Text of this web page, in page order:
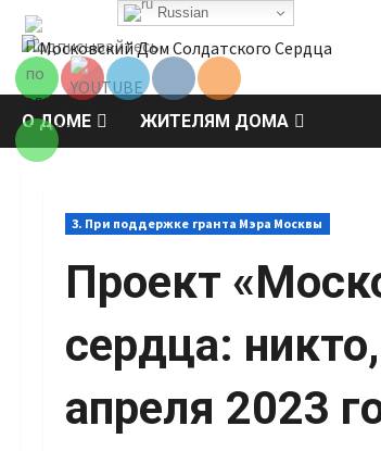
Перейти
содержимому
О ДОМЕ ЖИТЕЛЯМ ДОМА
3. При поддержке гранта Мэра Москвы
Проект
сердца:
апреля 2023
Russian
Set Youtube
Channel ID